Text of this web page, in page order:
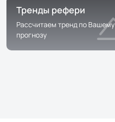
Тренды рефери
Рассчитаем тренд по Вашему
прогнозу